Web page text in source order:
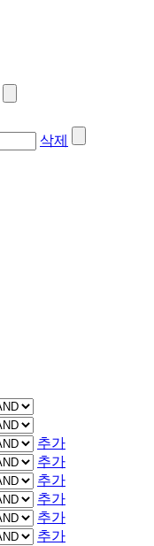
삭제
추가
추가
추가
추가
추가
추가